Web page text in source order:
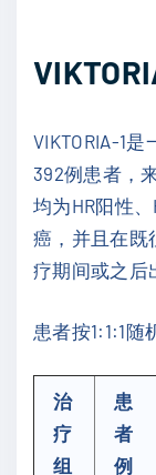
VIKTORIA-1
392例患者，
均为HR阳性
癌，并且在既
疗期间或之后
患者按1:1:1随
治
疗
组
患
者
例